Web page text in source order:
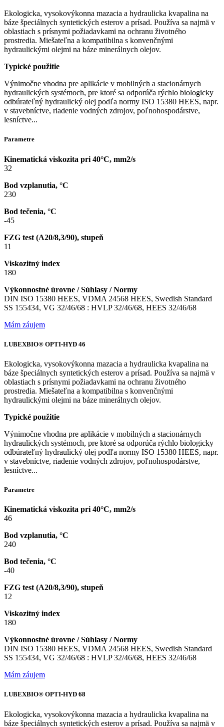
Ekologicka, vysokovýkonna mazacia a hydraulicka kvapalina na
báze špeciálnych syntetických esterov a prísad. Používa sa najmä v
oblastiach s prísnymi požiadavkami na ochranu životného
prostredia. Miešateľna a kompatibilna s konvenčnými
hydraulickými olejmi na báze minerálnych olejov.
Typické použitie
Výnimočne vhodna pre aplikácie v mobilných a stacionárnych
hydraulických systémoch, pre ktoré sa odporúča rýchlo biologicky
odbúrateľný hydraulický olej podľa normy ISO 15380 HEES, napr.
v stavebníctve, riadenie vodných zdrojov, poľnohospodárstve,
lesníctve...
Parametre
Kinematická viskozita pri 40°C, mm2/s
32
Bod vzplanutia, °C
230
Bod tečenia, °C
-45
FZG test (A20/8,3/90), stupeň
11
Viskozitný index
180
Výkonnostné úrovne / Súhlasy / Normy
DIN ISO 15380 HEES, VDMA 24568 HEES, Swedish Standard
SS 155434, VG 32/46/68 : HVLP 32/46/68, HEES 32/46/68
Mám záujem
LUBEXBIO® OPTI-HYD 46
Ekologicka, vysokovýkonna mazacia a hydraulicka kvapalina na
báze špeciálnych syntetických esterov a prísad. Používa sa najmä v
oblastiach s prísnymi požiadavkami na ochranu životného
prostredia. Miešateľna a kompatibilna s konvenčnými
hydraulickými olejmi na báze minerálnych olejov.
Typické použitie
Výnimočne vhodna pre aplikácie v mobilných a stacionárnych
hydraulických systémoch, pre ktoré sa odporúča rýchlo biologicky
odbúrateľný hydraulický olej podľa normy ISO 15380 HEES, napr.
v stavebníctve, riadenie vodných zdrojov, poľnohospodárstve,
lesníctve...
Parametre
Kinematická viskozita pri 40°C, mm2/s
46
Bod vzplanutia, °C
240
Bod tečenia, °C
-40
FZG test (A20/8,3/90), stupeň
12
Viskozitný index
180
Výkonnostné úrovne / Súhlasy / Normy
DIN ISO 15380 HEES, VDMA 24568 HEES, Swedish Standard
SS 155434, VG 32/46/68 : HVLP 32/46/68, HEES 32/46/68
Mám záujem
LUBEXBIO® OPTI-HYD 68
Ekologicka, vysokovýkonna mazacia a hydraulicka kvapalina na
báze špeciálnych syntetických esterov a prísad. Používa sa najmä v